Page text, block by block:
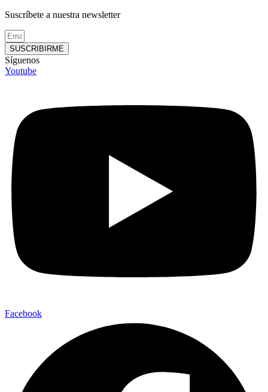
Suscríbete a nuestra newsletter
SUSCRIBIRME
Síguenos
Youtube
Facebook